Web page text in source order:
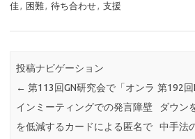
佳, 困難, 待ち合わせ, 支援
投稿ナビゲーション
← 第113回GN研究会で「オンラ
インミーティングでの発言障壁
を低減するカードによる匿名で
第192回
ダウン
中手法